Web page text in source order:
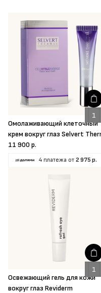
Омолаживающий клеточный
крем вокруг глаз Selvert
11 900 р.
4 платежа от 2 975 р.
Освежающий гель для кожи
вокруг глаз Reviderm